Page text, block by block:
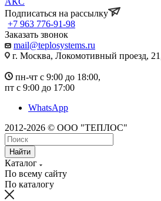
Подписаться на рассылку
+7 963 776-91-98
Заказать звонок
mail@teplosystems.ru
г. Москва, Локомотивный проезд,
пн-чт с 9:00 до 18:00,
пт с 9:00 до 17:00
WhatsApp
2012-2026 © ООО "ТЕПЛОС"
Найти
Каталог
По всему сайту
По каталогу